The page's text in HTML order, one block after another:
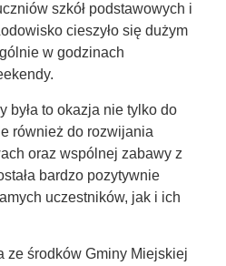
szkół podstawowych i
cieszyło się dużym
w godzinach
była to okazja nie tylko do
również do rozwijania
oraz wspólnej zabawy z
bardzo pozytywnie
uczestników, jak i ich
ze środków Gminy Miejskiej